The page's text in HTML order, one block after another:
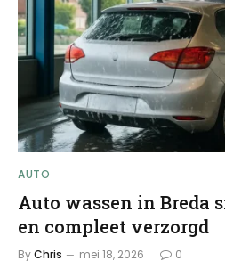
AUTO
Auto wassen in Breda
en compleet verzorgd
ByChris mei 18, 2026 0